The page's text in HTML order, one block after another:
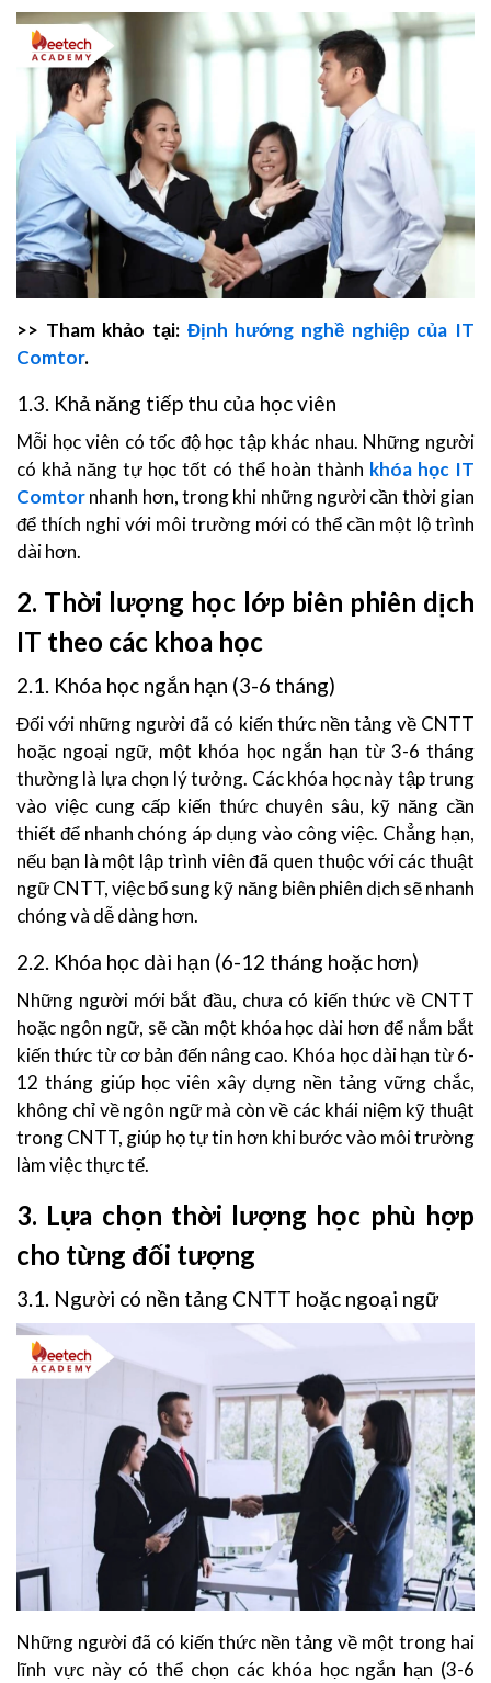
>> Tham khảo tại: Định hướng nghề nghiệp của IT
Comtor.
1.3. Khả năng tiếp thu của học viên
Mỗi học viên có tốc độ học tập khác nhau. Những người
có khả năng tự học tốt có thể hoàn thành khóa học IT
Comtornhanh hơn, trong khi những người cần thời gian
để thích nghi với môi trường mới có thể cần một lộ trình
dài hơn.
2. Thời lượng học lớp biên phiên dịch
IT theo các khoa học
2.1. Khóa học ngắn hạn (3-6 tháng)
Đối với những người đã có kiến thức nền tảng về CNTT
hoặc ngoại ngữ, một khóa học ngắn hạn từ 3-6 tháng
thường là lựa chọn lý tưởng. Các khóa học này tập trung
vào việc cung cấp kiến thức chuyên sâu, kỹ năng cần
thiết để nhanh chóng áp dụng vào công việc. Chẳng hạn,
nếu bạn là một lập trình viên đã quen thuộc với các thuật
ngữ CNTT, việc bổ sung kỹ năng biên phiên dịch sẽ nhanh
chóng và dễ dàng hơn.
2.2. Khóa học dài hạn (6-12 tháng hoặc hơn)
Những người mới bắt đầu, chưa có kiến thức về CNTT
hoặc ngôn ngữ, sẽ cần một khóa học dài hơn để nắm bắt
kiến thức từ cơ bản đến nâng cao. Khóa học dài hạn từ 6-
12 tháng giúp học viên xây dựng nền tảng vững chắc,
không chỉ về ngôn ngữ mà còn về các khái niệm kỹ thuật
trong CNTT, giúp họ tự tin hơn khi bước vào môi trường
làm việc thực tế.
3. Lựa chọn thời lượng học phù hợp
cho từng đối tượng
3.1. Người có nền tảng CNTT hoặc ngoại ngữ
Những người đã có kiến thức nền tảng về một trong hai
lĩnh vực này có thể chọn các khóa học ngắn hạn (3-6